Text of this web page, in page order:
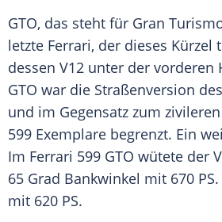
GTO, das steht für Gran
letzte Ferrari, der dieses Kürzel
dessen V12 unter der vorderen
GTO war die Straßenversion
und im Gegensatz zum
599 Exemplare begrenzt. Ein
Im Ferrari 599 GTO wütete der
65 Grad Bankwinkel mit 670 PS.
mit 620 PS.